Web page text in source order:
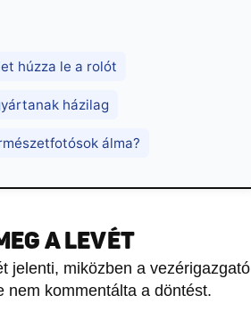
húzza le a rolót
házilag
álma?
A LEVÉT
jelenti, miközben a vezérigazgató
nem kommentálta a döntést.